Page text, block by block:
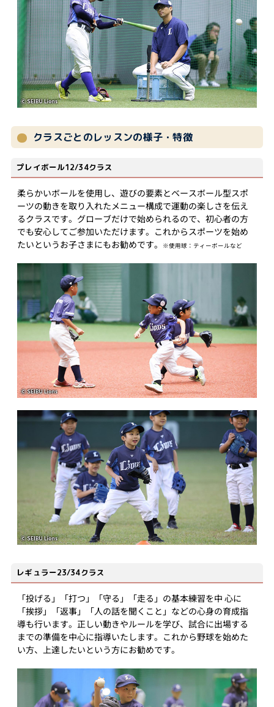
クラスごとのレッスンの様子・特徴
プレイボール12/34クラス
柔らかいボールを使用し、遊びの要素とベースボール型スポ
ーツの動きを取り入れたメニュー構成で運動の楽しさを伝え
るクラスです。グローブだけで始められるので、初心者の方
でも安心してご参加いただけます。これからスポーツを始め
たいというお子さまにもお勧めです。
※使用球：ティーボールなど
レギュラー23/34クラス
「投げる」「打つ」「守る」「走る」の基本練習を中 心に
「挨拶」「返事」「人の話を聞くこと」などの心身の育成指
導も行います。正しい動きやルールを学び、試合に出場する
までの準備を中心に指導いたします。これから野球を始めた
い方、上達したいという方にお勧めです。